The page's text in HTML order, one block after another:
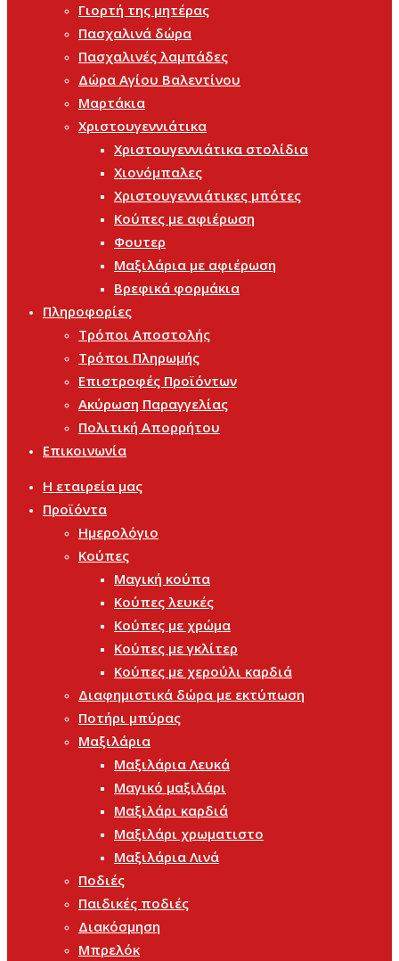
Γιορτή της μητέρας
Πασχαλινά δώρα
Πασχαλινές λαμπάδες
Δώρα Αγίου Βαλεντίνου
Μαρτάκια
Χριστουγεννιάτικα
Χριστουγεννιάτικα στολίδια
Χιονόμπαλες
Χριστουγεννιάτικες μπότες
Κούπες με αφιέρωση
Φουτερ
Μαξιλάρια με αφιέρωση
Βρεφικά φορμάκια
Πληροφορίες
Τρόποι Αποστολής
Τρόποι Πληρωμής
Επιστροφές Προϊόντων
Ακύρωση Παραγγελίας
Πολιτική Απορρήτου
Επικοινωνία
Η εταιρεία μας
Προϊόντα
Ημερολόγιο
Κούπες
Μαγική κούπα
Κούπες λευκές
Κούπες με χρώμα
Κούπες με γκλίτερ
Κούπες με χερούλι καρδιά
Διαφημιστικά δώρα με εκτύπωση
Ποτήρι μπύρας
Μαξιλάρια
Μαξιλάρια Λευκά
Μαγικό μαξιλάρι
Μαξιλάρι καρδιά
Μαξιλάρι χρωματιστο
Μαξιλάρια Λινά
Ποδιές
Παιδικές ποδιές
Διακόσμηση
Μπρελόκ